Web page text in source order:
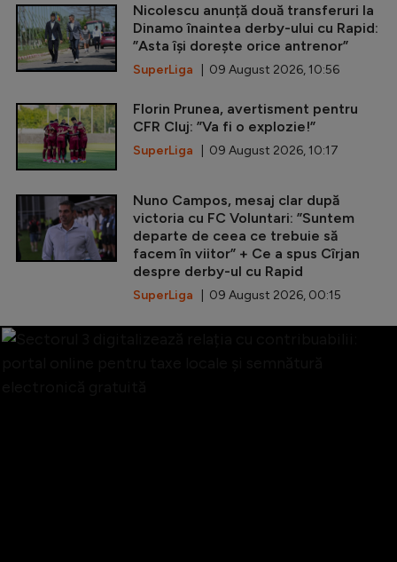
Nicolescu anunță două transferuri la
Dinamo înaintea derby-ului cu Rapid:
”Asta își dorește orice antrenor”
SuperLiga | 09 August 2026, 10:56
Florin Prunea, avertisment pentru
CFR Cluj: ”Va fi o explozie!”
SuperLiga | 09 August 2026, 10:17
Nuno Campos, mesaj clar după
victoria cu FC Voluntari: ”Suntem
departe de ceea ce trebuie să
facem în viitor” + Ce a spus Cîrjan
despre derby-ul cu Rapid
SuperLiga | 09 August 2026, 00:15